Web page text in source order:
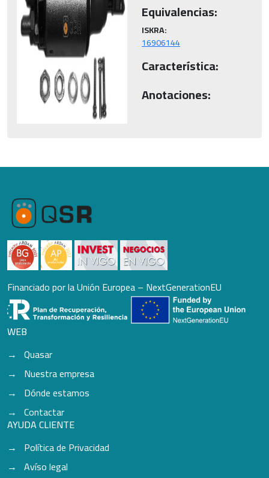
Equivalencias:
ISKRA:
16906144
Característica:
Anotaciones:
Financiado por la Unión Europea – NextGenerationEU
WEB
Quasar
Nuestra empresa
Dónde estamos
Contactar
AYUDA CLIENTE
Política de Privacidad
Avíso legal